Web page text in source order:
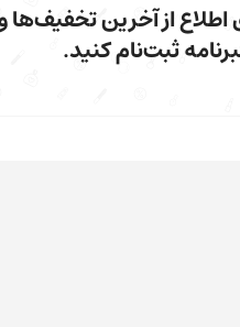
از آخرین تخفیف‌ها
ثبت‌نام کنید.